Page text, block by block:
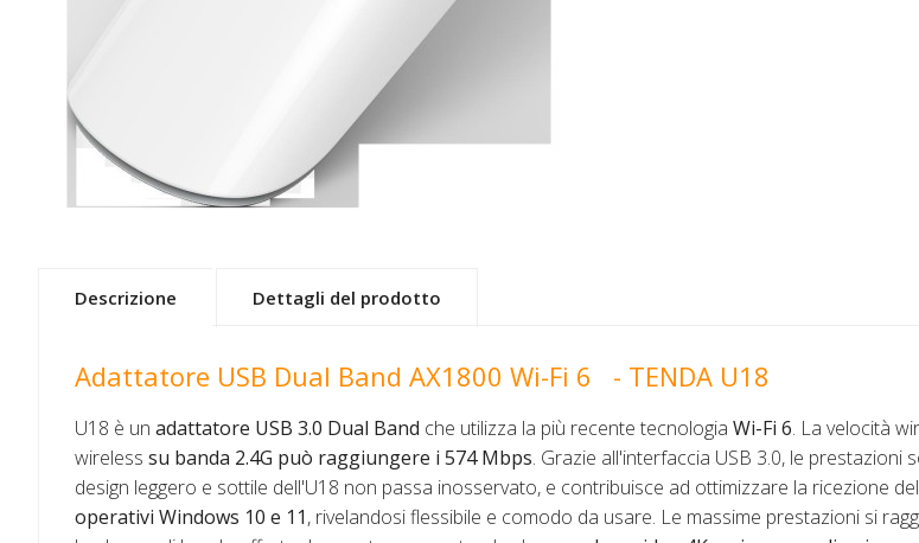
Descrizione Dettagli del prodotto
Adattatore USB Dual Band AX1800 Wi-Fi 6 - TENDA U18
U18 è un adattatore USB 3.0 Dual Band che utilizza la più recente tecnologia Wi-Fi 6. La velocità
wireless su banda 2.4G può raggiungere i 574 Mbps. Grazie all'interfaccia USB 3.0, le
design leggero e sottile dell'U18 non passa inosservato, e contribuisce ad ottimizzare la ricezione
operativi Windows 10 e 11, rivelandosi flessibile e comodo da usare. Le massime prestazioni si